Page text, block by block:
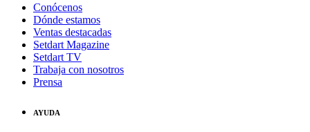
Conócenos
Dónde estamos
Ventas destacadas
Setdart Magazine
Setdart TV
Trabaja con nosotros
Prensa
AYUDA